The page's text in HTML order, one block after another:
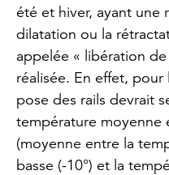
été et hiver, ayant une
dilatation ou la
appelée « libération
réalisée. En effet,
pose des rails devrait
température moyenne
(moyenne entre la
basse (-10°) et la